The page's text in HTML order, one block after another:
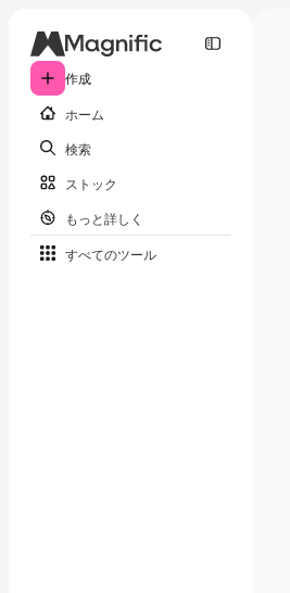
作成
ホーム
検索
ストック
もっと詳しく
すべてのツール